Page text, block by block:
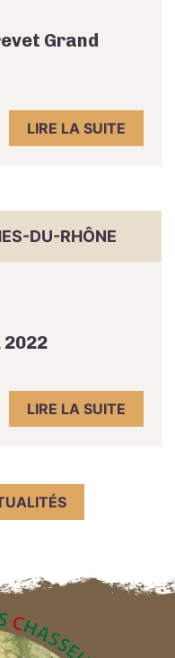
Grand
LIRE LA SUITE
DU-RHÔNE
2022
LIRE LA SUITE